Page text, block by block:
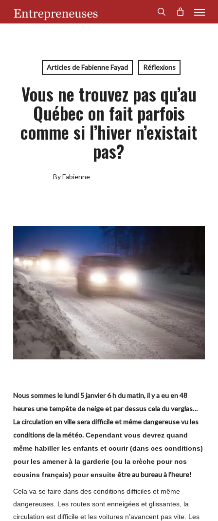
search
Menu
Articles de Fabienne Fayad Réflexions
Vous ne trouvez pas qu’au
Québec on fait parfois
comme si l’hiver n’existait
pas?
ByFabienne
Nous sommes le lundi 5 janvier 6 h du matin, il y a eu en 48
heures une tempête de neige et par dessus cela du verglas…
La circulation en ville sera difficile et même dangereuse vu les
conditions de la météo.Cependant vous devrez quand
même habiller les enfants et courir (dans ces conditions)
pour les amener à la garderie (ou la crèche pour nos
cousins français) pour ensuite être au bureau à l’heure!
Cela va se faire dans des conditions difficiles et même
dangereuses. Les routes sont enneigées et glissantes, la
circulation est difficile et les voitures n’avancent pas vite. Les